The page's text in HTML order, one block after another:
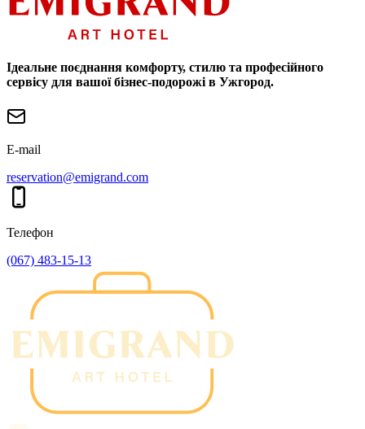
Iдеальне поєднання комфорту, стилю та професійного
сервісу для вашої бізнес-подорожі в Ужгород.
E-mail
reservation@emigrand.com
Телефон
(067) 483-15-13